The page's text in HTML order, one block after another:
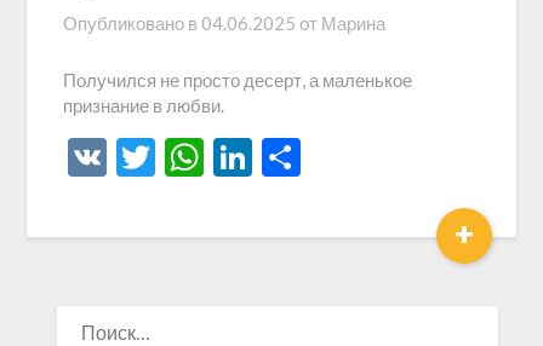
Опубликовано в 04.06.2025 от Марина
Получился не просто десерт, а маленькое
признание в любви.
VK Twitter
WhatsApp
LinkedIn
+